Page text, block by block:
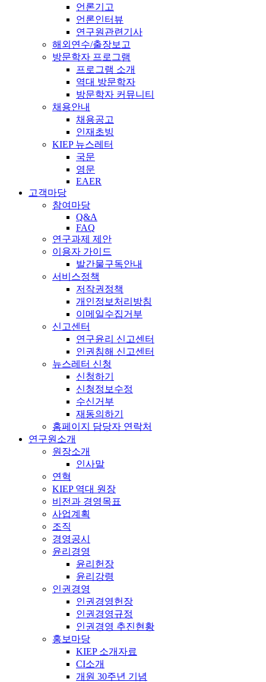
언론기고
언론인터뷰
연구원관련기사
해외연수/출장보고
방문학자 프로그램
프로그램 소개
역대 방문학자
방문학자 커뮤니티
채용안내
채용공고
인재초빙
KIEP 뉴스레터
국문
영문
EAER
고객마당
참여마당
Q&A
FAQ
연구과제 제안
이용자 가이드
발간물구독안내
서비스정책
저작권정책
개인정보처리방침
이메일수집거부
신고센터
연구윤리 신고센터
인권침해 신고센터
뉴스레터 신청
신청하기
신청정보수정
수신거부
재동의하기
홈페이지 담당자 연락처
연구원소개
원장소개
인사말
연혁
KIEP 역대 원장
비전과 경영목표
사업계획
조직
경영공시
윤리경영
윤리헌장
윤리강령
인권경영
인권경영헌장
인권경영규정
인권경영 추진현황
홍보마당
KIEP 소개자료
CI소개
개원 30주년 기념